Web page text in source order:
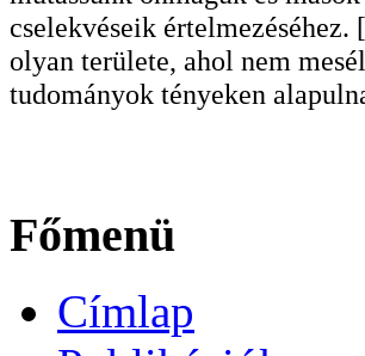
cselekvéseik
olyan területe, ahol nem
tudományok tényeken
Főmenü
Címlap